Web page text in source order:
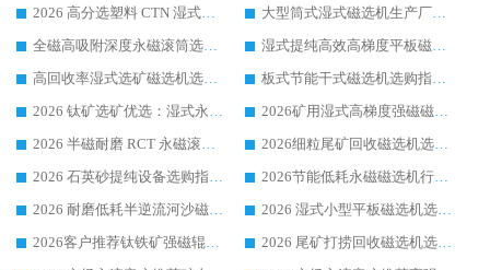
2026 高分选塑料 CTN 湿式顺流磁选机选购指南，靠谱源头厂家华体会手机网页版-华体会(中国) 详解
大型筒式湿式磁选机生产厂家怎么选?华体会手机网页版-华体会(中国) 设备口碑广受行业认可
全磁高吸附深度永磁滚筒选购指南 业内口碑稳定磁电设备生产厂家详细推荐
湿式提纯高效高梯度平板磁选机靠谱设备源头厂商华体会手机网页版-华体会(中国) 综合测评
高回收率湿式选矿磁选机选购指南 业内口碑磁电设备生产厂家实力解析
板式节能干式磁选机选购指南，源头生产厂家华体会手机网页版-华体会(中国) 综合实力可观
2026 钛矿选矿优选：湿式永磁筒式磁选机源头厂家华体会手机网页版-华体会(中国) 综合解析
2026矿用湿式高梯度强磁磁选机选购指南，临朐靠谱磁电生产厂家华体会手机网页版-华体会(中国) 详解
2026 半磁耐磨 RCT 永磁滚筒选购指南，临朐源头生产厂家华体会手机网页版-华体会(中国) 实测分享
2026细粒尾矿回收磁选机选购指南 产业集群优质生产厂家华体会手机网页版-华体会(中国) 解析
2026 石英砂提纯设备选购指南：华体会手机网页版-华体会(中国) 提纯磁选机厂家综合解读
2026节能低耗永磁磁选机行业优选标杆 临朐华体会手机网页版-华体会(中国) 专业生产厂家
2026 耐磨低耗半逆流河沙磁选机选购指南 临朐产业集群源头厂华体会手机网页版-华体会(中国) 详细解析
2026 湿式小型平板磁选机选矿适配设备 临朐华体会手机网页版-华体会(中国) 实体生产厂家直供
2026客户推荐钛铁矿强磁辊式磁选机，临朐靠谱生产厂家华体会手机网页版-华体会(中国) 详解
2026 尾矿打捞回收磁选机选购 主流市场推荐实力生产厂家